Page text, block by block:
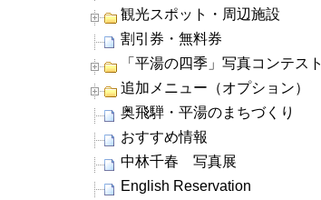
観光スポット・周辺施設
割引券・無料券
「平湯の四季」写真コンテスト
追加メニュー（オプション）
奥飛騨・平湯のまちづくり
おすすめ情報
中林千春 写真展
English Reservation